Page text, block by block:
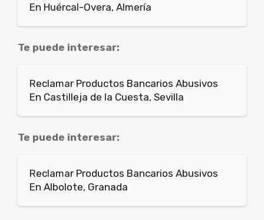
En Huércal-Overa, Almería
Te puede interesar:
Reclamar Productos Bancarios Abusivos
En Castilleja de la Cuesta, Sevilla
Te puede interesar:
Reclamar Productos Bancarios Abusivos
En Albolote, Granada